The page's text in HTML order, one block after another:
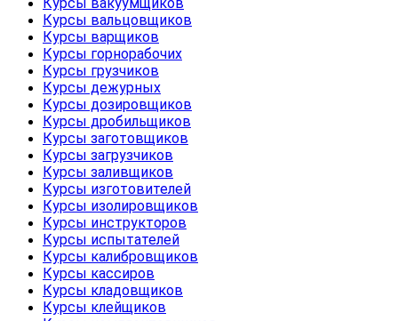
Курсы вальцовщиков
Курсы варщиков
Курсы горнорабочих
Курсы грузчиков
Курсы дежурных
Курсы дозировщиков
Курсы дробильщиков
Курсы заготовщиков
Курсы загрузчиков
Курсы заливщиков
Курсы изготовителей
Курсы изолировщиков
Курсы инструкторов
Курсы испытателей
Курсы калибровщиков
Курсы кассиров
Курсы кладовщиков
Курсы клейщиков